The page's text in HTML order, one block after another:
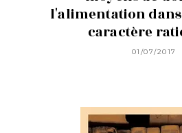
l'alimentation
caractère
01/07/2017